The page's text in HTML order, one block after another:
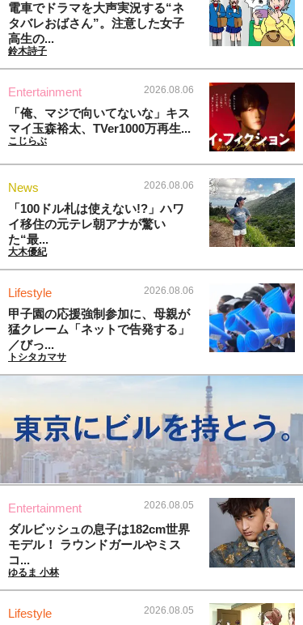
電車でドラマを大声実況する“ネ
タバレおばさん”。注意した女子
高生の...
鈴木詩子
Entertainment 2026.08.06
「俺、マジで向いてないな」キス
マイ玉森裕太、TVer1000万再生...
こじらぶ
News 2026.08.06
「100ドル札は使えない!?」ハワ
イ移住の元テレ朝アナが驚い
た“最...
大木優紀
Lifestyle 2026.08.06
甲子園の応援強制参加に、母親が
猛クレーム「ネットで告発する」
／びっ...
トシタカマサ
Entertainment 2026.08.05
ダルビッシュの息子は182cm世界
モデル！ ラウンドガールやミス
コ...
ゆるま 小林
Lifestyle 2026.08.05